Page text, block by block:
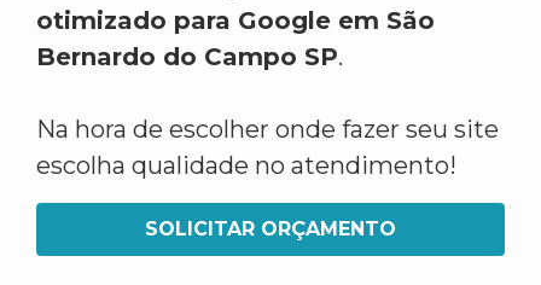
otimizado para Google em São
Bernardo do Campo SP.
Na hora de escolher onde fazer seu site
escolha qualidade no atendimento!
SOLICITAR ORÇAMENTO